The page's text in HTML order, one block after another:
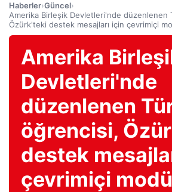
Haberler›Güncel›
Amerika Birleşik Devletleri'nde düzenlenen
Özürk'teki destek mesajları için çevrimiçi
Amerika
Devletleri'nde
düzenlenen
öğrencisi,
destek
çevrimiçi